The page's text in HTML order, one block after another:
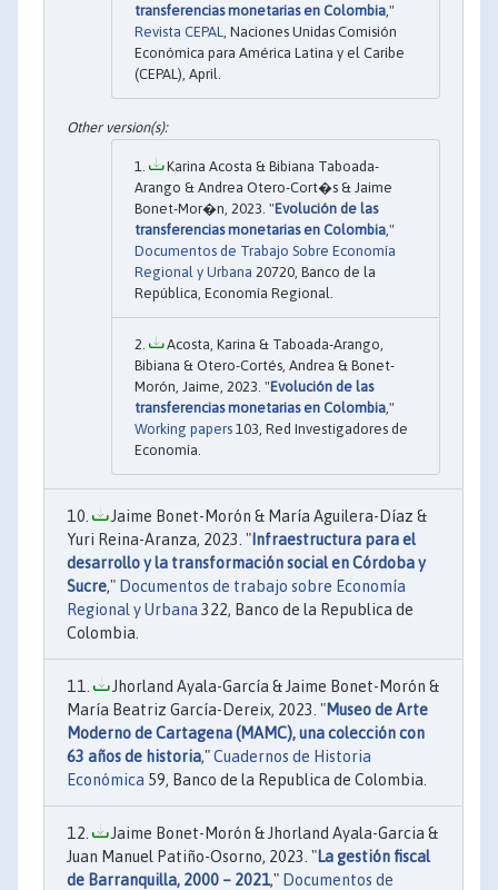
transferencias monetarias en Colombia,"
Revista CEPAL, Naciones Unidas Comisión
Económica para América Latina y el Caribe
(CEPAL), April.
Karina Acosta & Bibiana Taboada-
Arango & Andrea Otero-Cort�s & Jaime
Bonet-Mor�n, 2023. "Evolución de las
transferencias monetarias en Colombia ,"
Documentos de Trabajo Sobre Economía
Regional y Urbana 20720, Banco de la
República, Economía Regional.
Acosta, Karina & Taboada-Arango,
Bibiana & Otero-Cortés, Andrea & Bonet-
Morón, Jaime, 2023. "Evolución de las
transferencias monetarias en Colombia ,"
Working papers 103, Red Investigadores de
Economía.
Jaime Bonet-Morón & María Aguilera-Díaz &
Yuri Reina-Aranza, 2023. " Infraestructura para el
desarrollo y la transformación social en Córdoba y
Sucre," Documentos de trabajo sobre Economía
Regional y Urbana 322, Banco de la Republica de
Colombia.
Jhorland Ayala-García & Jaime Bonet-Morón &
María Beatriz García-Dereix, 2023. "Museo de Arte
Moderno de Cartagena (MAMC), una colección con
63 años de historia,"Cuadernos de Historia
Económica 59, Banco de la Republica de Colombia.
Jaime Bonet-Morón & Jhorland Ayala-Garcia &
Juan Manuel Patiño-Osorno, 2023. "La gestión fiscal
de Barranquilla, 2000 – 2021," Documentos de